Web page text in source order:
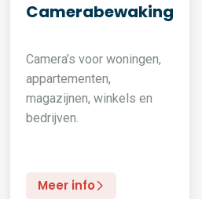
Camerabewaking
Camera’s voor woningen,
appartementen,
magazijnen, winkels en
bedrijven.
Meer info